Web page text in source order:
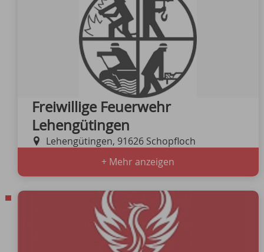
Freiwillige Feuerwehr
Lehengütingen
Lehengütingen, 91626 Schopfloch
+ Mehr anzeigen